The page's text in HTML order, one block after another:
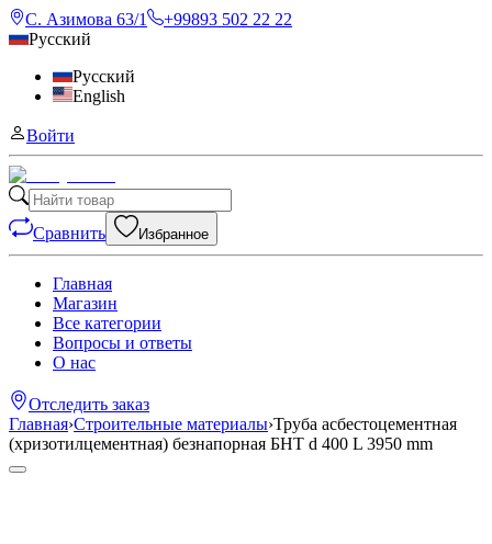
С. Азимова 63/1
+99893 502 22 22
Русский
Русский
English
Войти
Сравнить Избранное
Главная
Магазин
Все категории
Вопросы и ответы
О нас
Отследить заказ
Главная›Строительные материалы›Труба асбестоцементная
(хризотилцементная) безнапорная БНТ d 400 L 3950 mm